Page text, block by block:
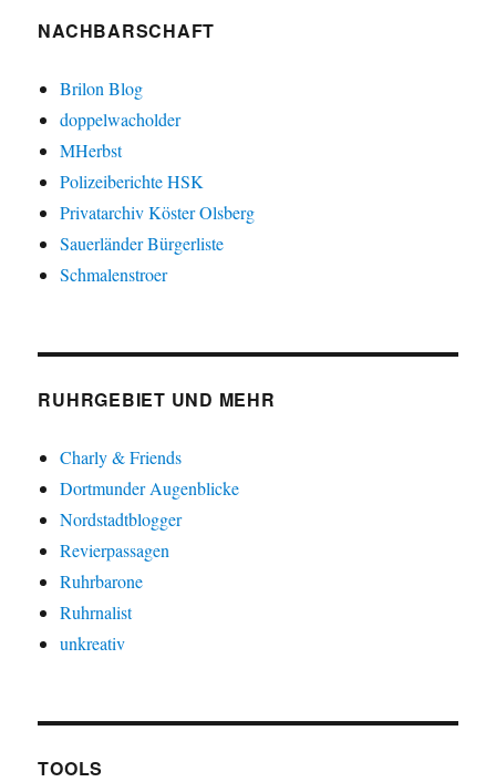
NACHBARSCHAFT
Brilon Blog
doppelwacholder
MHerbst
Polizeiberichte HSK
Privatarchiv Köster Olsberg
Sauerländer Bürgerliste
Schmalenstroer
RUHRGEBIET UND MEHR
Charly & Friends
Dortmunder Augenblicke
Nordstadtblogger
Revierpassagen
Ruhrbarone
Ruhrnalist
unkreativ
TOOLS